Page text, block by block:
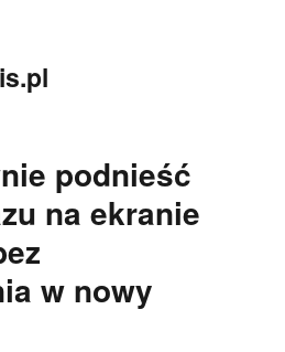
podnieść
na ekranie
w nowy